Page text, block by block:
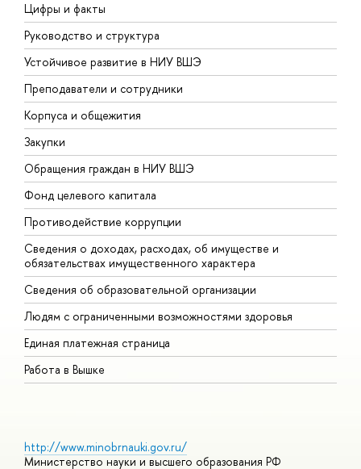
Цифры и факты
Руководство и структура
Устойчивое развитие в НИУ ВШЭ
Преподаватели и сотрудники
Корпуса и общежития
Закупки
Обращения граждан в НИУ ВШЭ
Фонд целевого капитала
Противодействие коррупции
Сведения о доходах, расходах, об имуществе и
обязательствах имущественного характера
Сведения об образовательной организации
Людям с ограниченными возможностями здоровья
Единая платежная страница
Работа в Вышке
http://www.minobrnauki.gov.ru/
Министерство науки и высшего образования РФ